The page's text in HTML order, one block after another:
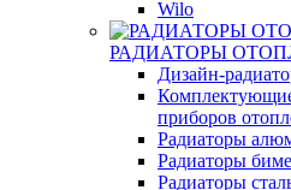
Wilo
РАДИАТОРЫ
Дизайн-
приборов
Радиаторы
Радиаторы
Радиаторы